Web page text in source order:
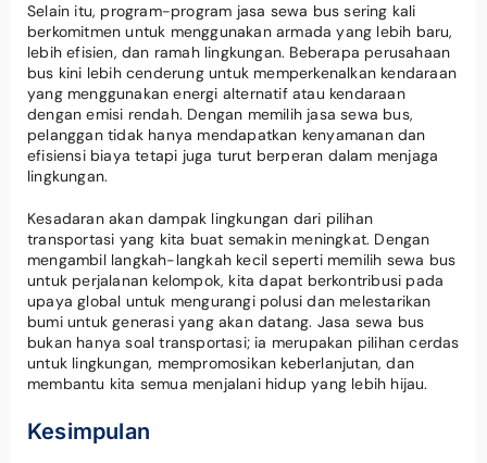
Selain itu, program-program jasa sewa bus sering kali
berkomitmen untuk menggunakan armada yang lebih baru,
lebih efisien, dan ramah lingkungan. Beberapa perusahaan
bus kini lebih cenderung untuk memperkenalkan kendaraan
yang menggunakan energi alternatif atau kendaraan
dengan emisi rendah. Dengan memilih jasa sewa bus,
pelanggan tidak hanya mendapatkan kenyamanan dan
efisiensi biaya tetapi juga turut berperan dalam menjaga
lingkungan.
Kesadaran akan dampak lingkungan dari pilihan
transportasi yang kita buat semakin meningkat. Dengan
mengambil langkah-langkah kecil seperti memilih sewa bus
untuk perjalanan kelompok, kita dapat berkontribusi pada
upaya global untuk mengurangi polusi dan melestarikan
bumi untuk generasi yang akan datang. Jasa sewa bus
bukan hanya soal transportasi; ia merupakan pilihan cerdas
untuk lingkungan, mempromosikan keberlanjutan, dan
membantu kita semua menjalani hidup yang lebih hijau.
Kesimpulan